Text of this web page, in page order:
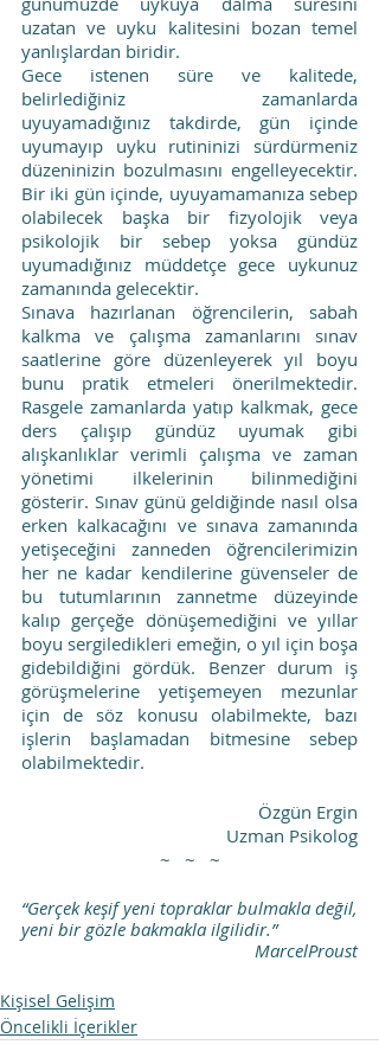
uzatan ve uyku kalitesini bozan temel
yanlışlardan biridir.
Gece istenen süre ve kalitede,
belirlediğiniz zamanlarda
uyuyamadığınız takdirde, gün içinde
uyumayıp uyku rutininizi sürdürmeniz
düzeninizin bozulmasını engelleyecektir.
Bir iki gün içinde, uyuyamamanıza sebep
olabilecek başka bir fizyolojik veya
psikolojik bir sebep yoksa gündüz
uyumadığınız müddetçe gece uykunuz
zamanında gelecektir.
Sınava hazırlanan öğrencilerin, sabah
kalkma ve çalışma zamanlarını sınav
saatlerine göre düzenleyerek yıl boyu
bunu pratik etmeleri önerilmektedir.
Rasgele zamanlarda yatıp kalkmak, gece
ders çalışıp gündüz uyumak gibi
alışkanlıklar verimli çalışma ve zaman
yönetimi ilkelerinin bilinmediğini
gösterir. Sınav günü geldiğinde nasıl olsa
erken kalkacağını ve sınava zamanında
yetişeceğini zanneden öğrencilerimizin
her ne kadar kendilerine güvenseler de
bu tutumlarının zannetme düzeyinde
kalıp gerçeğe dönüşemediğini ve yıllar
boyu sergiledikleri emeğin, o yıl için boşa
gidebildiğini gördük. Benzer durum iş
görüşmelerine yetişemeyen mezunlar
için de söz konusu olabilmekte, bazı
işlerin başlamadan bitmesine sebep
olabilmektedir.
Özgün Ergin
Uzman Psikolog
~   ~   ~
“Gerçek keşif yeni topraklar bulmakla değil,
yeni bir gözle bakmakla ilgilidir.”
MarcelProust
Kişisel Gelişim
Öncelikli İçerikler